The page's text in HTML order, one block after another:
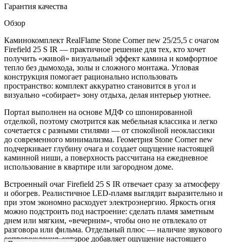
Гарантия качества
Обзор
Каминокомплект RealFlame Stone Corner new 25/25,5 с очагом
Firefield 25 S IR — практичное решение для тех, кто хочет
получить «живой» визуальный эффект камина и комфортное
тепло без дымохода, золы и сложного монтажа. Угловая
конструкция помогает рационально использовать
пространство: комплект аккуратно становится в угол и
визуально «собирает» зону отдыха, делая интерьер уютнее.
Портал выполнен на основе МДФ со шпонированной
отделкой, поэтому смотрится как мебельная классика и легко
сочетается с разными стилями — от спокойной неоклассики
до современного минимализма. Геометрия Stone Corner new
подчеркивает глубину очага и создает ощущение настоящей
каминной ниши, а поверхность рассчитана на ежедневное
использование в квартире или загородном доме.
Встроенный очаг Firefield 25 S IR отвечает сразу за атмосферу
и обогрев. Реалистичное LED-пламя выглядит выразительно и
при этом экономно расходует электроэнергию. Яркость огня
можно подстроить под настроение: сделать пламя заметным
днем или мягким, «вечерним», чтобы оно не отвлекало от
разговора или фильма. Отдельный плюс — наличие звукового
сопровождения, которое добавляет ощущение настоящего